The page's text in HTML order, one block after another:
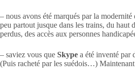
– nous avons été marqués par la modernité
peu partout jusque dans les trains, du haut
perdus, des accès aux personnes
– saviez vous que Skype a été inventé par
(Puis racheté par les suédois…)